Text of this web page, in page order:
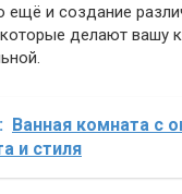
ещё и создание
делают вашу
Ванная комната с
и стиля